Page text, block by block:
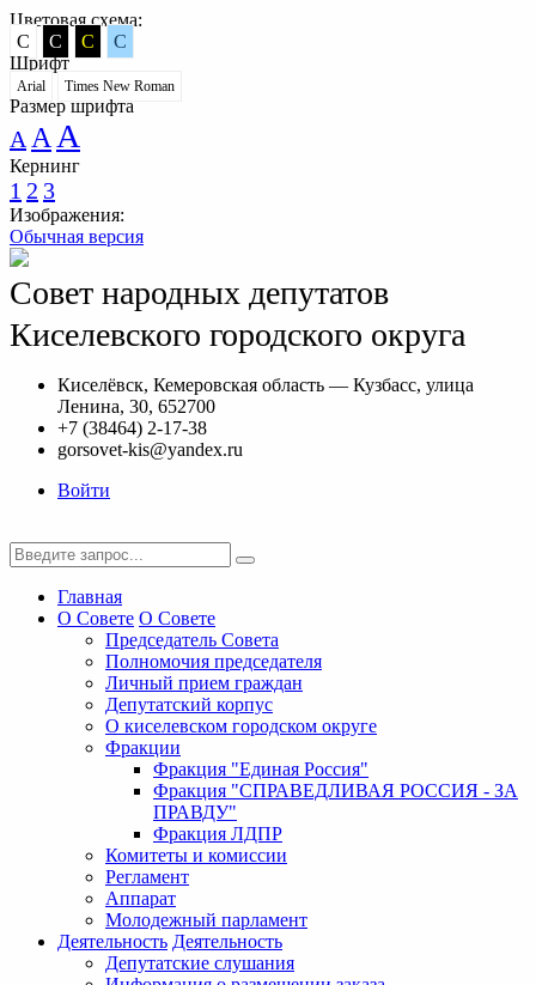
Цветовая схема:
C
C C
C
Шрифт
Arial Times New Roman
Размер шрифта
A A A
Кернинг
1 2 3
Изображения:
Обычная версия
Совет народных депутатов
Киселевского городского округа
Киселёвск, Кемеровская область — Кузбасс, улица
Ленина, 30, 652700
+7 (38464) 2-17-38
gorsovet-kis@yandex.ru
Войти
Главная
О Совете О Совете
Председатель Совета
Полномочия председателя
Личный прием граждан
Депутатский корпус
О киселевском городском округе
Фракции
Фракция "Единая Россия"
Фракция "СПРАВЕДЛИВАЯ РОССИЯ - ЗА
ПРАВДУ"
Фракция ЛДПР
Комитеты и комиссии
Регламент
Аппарат
Молодежный парламент
Деятельность Деятельность
Депутатские слушания